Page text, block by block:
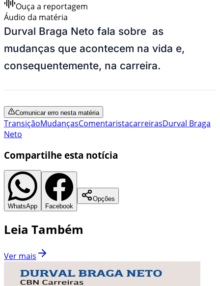
Ouça a reportagem
Áudio da matéria
Durval Braga Neto fala sobre as
mudanças que acontecem na vida e,
consequentemente, na carreira.
Comunicar erro nesta matéria
TransiçãoMudançasComentaristacarreirasDurval Braga
Neto
Compartilhe esta notícia
WhatsApp Facebook
Opções
Leia Também
Ver mais